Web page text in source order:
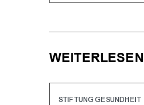
WEITERLESEN
STIFTUNG GESUNDHEIT